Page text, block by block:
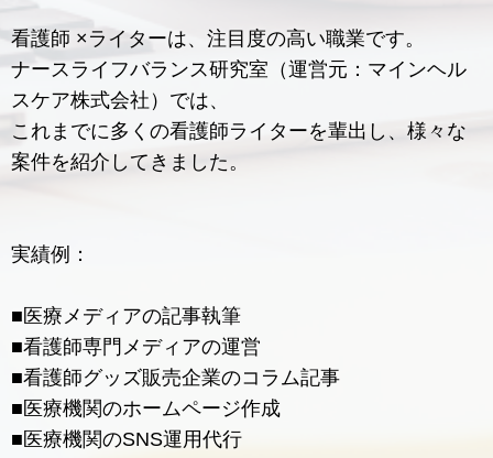
看護師 ×ライターは、注目度の高い職業です。
ナースライフバランス研究室（運営元：マインヘル
スケア株式会社）では、
これまでに多くの看護師ライターを輩出し、様々な
案件を紹介してきました。
実績例：
■医療メディアの記事執筆
■看護師専門メディアの運営
■看護師グッズ販売企業のコラム記事
■医療機関のホームページ作成
■医療機関のSNS運用代行